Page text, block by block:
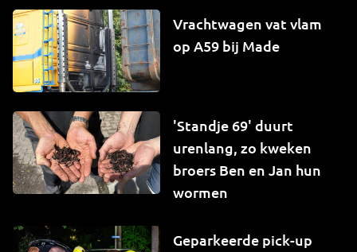
Vrachtwagen vat vlam
op A59 bij Made
'Standje 69' duurt
urenlang, zo kweken
broers Ben en Jan hun
wormen
Geparkeerde pick-up